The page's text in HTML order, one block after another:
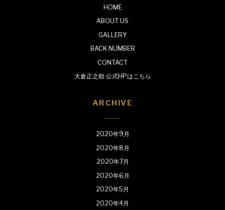
HOME
ABOUT US
GALLERY
BACK NUMBER
CONTACT
大倉正之助 公式HPはこちら
ARCHIVE
2020年9月
2020年8月
2020年7月
2020年6月
2020年5月
2020年4月